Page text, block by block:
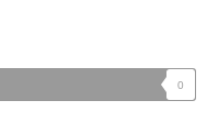
0